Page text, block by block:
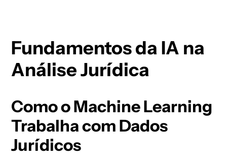
Fundamentos da IA na
Análise Jurídica
Como o Machine Learning
Trabalha com Dados
Jurídicos